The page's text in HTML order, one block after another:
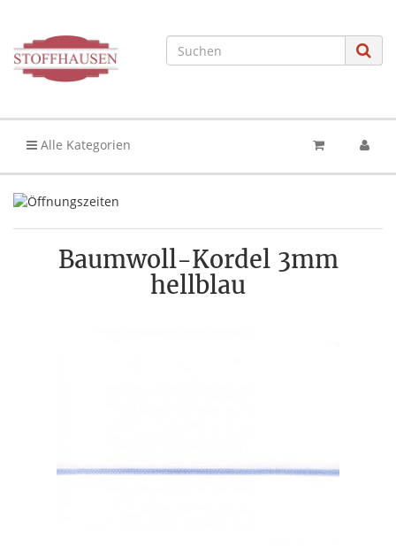
Alle Kategorien
Baumwoll-Kordel 3mm
hellblau